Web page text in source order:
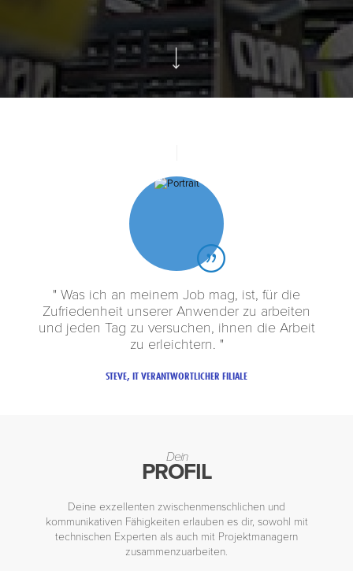
Was ich an meinem Job mag, ist, für die
Zufriedenheit unserer Anwender zu arbeiten
und jeden Tag zu versuchen, ihnen die Arbeit
zu erleichtern.
STEVE, IT VERANTWORTLICHER FILIALE
Dein
PROFIL
Deine exzellenten zwischenmenschlichen und
kommunikativen Fähigkeiten erlauben es dir, sowohl mit
technischen Experten als auch mit Projektmanagern
zusammenzuarbeiten.